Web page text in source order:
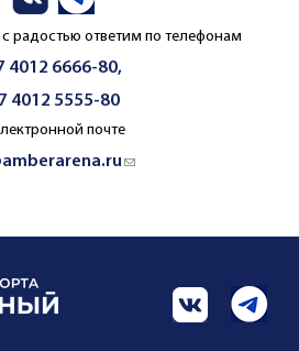
радостью ответим по телефонам
4012 6666-80,
4012 5555-80
почте
(link sends e-mail)